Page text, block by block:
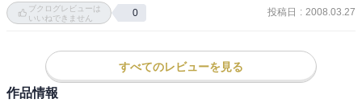
ブクログレビューは
いいねできません
0 投稿日 : 2008.03.27
すべてのレビューを見る
作品情報